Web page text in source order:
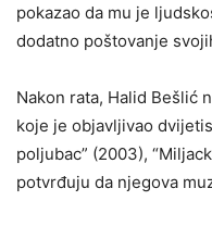
pokazao da mu je
dodatno poštovanje
Nakon rata, Halid Bešlić
koje je objavljivao
poljubac” (2003),
potvrđuju da njegova